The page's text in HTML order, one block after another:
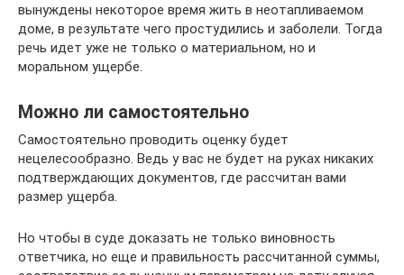
вынуждены некоторое время жить в неотапливаемом
доме, в результате чего простудились и заболели. Тогда
речь идет уже не только о материальном, но и
моральном ущербе.
Можно ли самостоятельно
Самостоятельно проводить оценку будет
нецелесообразно. Ведь у вас не будет на руках никаких
подтверждающих документов, где рассчитан вами
размер ущерба.
Но чтобы в суде доказать не только виновность
ответчика, но еще и правильность рассчитанной суммы,